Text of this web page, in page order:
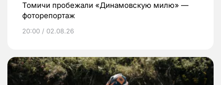
Томичи пробежали «Динамовскую милю» —
фоторепортаж
20:00 / 02.08.26